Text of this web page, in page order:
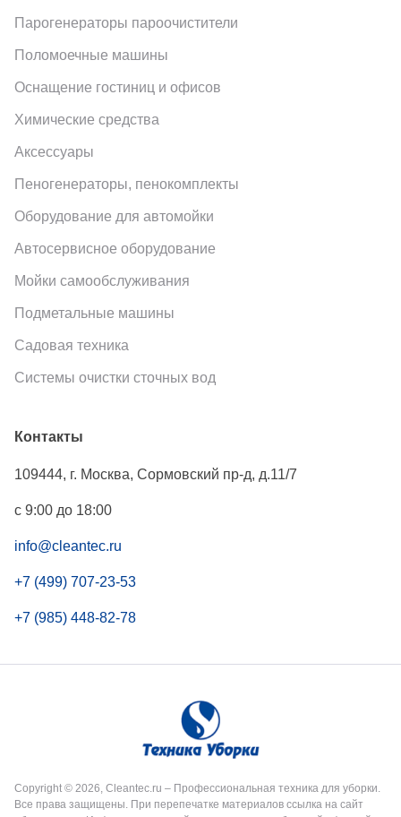
Парогенераторы пароочистители
Поломоечные машины
Оснащение гостиниц и офисов
Химические средства
Аксессуары
Пеногенераторы, пенокомплекты
Оборудование для автомойки
Автосервисное оборудование
Мойки самообслуживания
Подметальные машины
Садовая техника
Системы очистки сточных вод
Контакты
109444, г. Москва, Сормовский пр-д, д.11/7
с 9:00 до 18:00
info@cleantec.ru
+7 (499) 707-23-53
+7 (985) 448-82-78
Copyright © 2026, Cleantec.ru – Профессиональная техника для уборки.
Все права защищены. При перепечатке материалов ссылка на сайт